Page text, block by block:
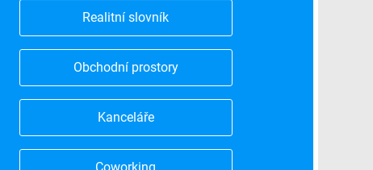
Realitní slovník
Obchodní prostory
Kanceláře